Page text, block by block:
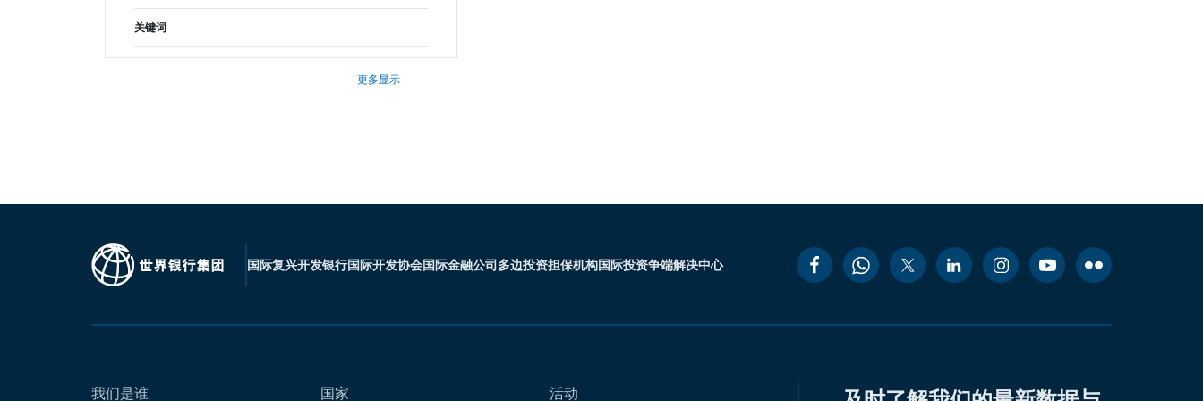
关键词
更多显示
国际复兴开发银行国际开发协会国际金融公司多边投资担保机构国际投资争端解决中心
我们是谁 国家 活动